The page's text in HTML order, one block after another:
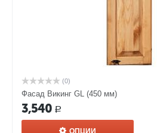
(0)
Фасад Викинг GL (450 мм)
3,540 Р
ОПЦИИ